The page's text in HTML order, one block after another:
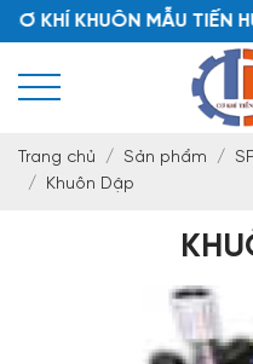
KHUÔN MẪU TIẾN HUY
Trang chủ Sản phẩm
Khuôn Dập